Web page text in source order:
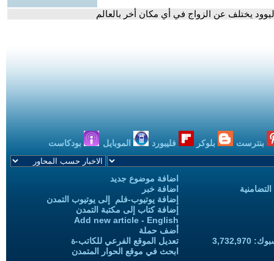
يختلف عن الزواج في أي مكان أخر بالعالم
بنترست بلوكر فليبورد الموبايل بودكاست
اضافة موضوع جديد
اضافة خبر
إضافة يوتيوب-فلم إلى يوتيوب التمدن
إضافة كتاب إلى مكتبة التمدن
Add new article - English
أضف حملة
تعديل الموقع الفرعي للكاتب-ة
ابحث في موقع الحوار المتمدن